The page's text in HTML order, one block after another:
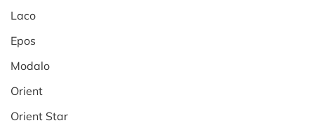
Laco
Epos
Modalo
Orient
Orient Star